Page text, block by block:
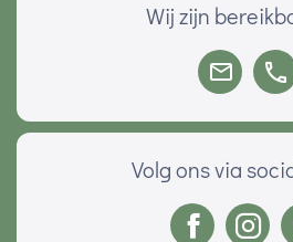
Wij zijn
Volg ons via